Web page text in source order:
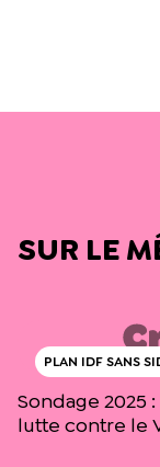
SUR LE
PLAN IDF SANS
Sondage 2025
lutte contre le